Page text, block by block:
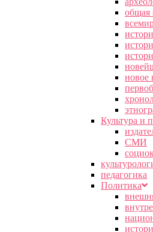
общая
новое
Культура и
СМИ
педагогика
Политика